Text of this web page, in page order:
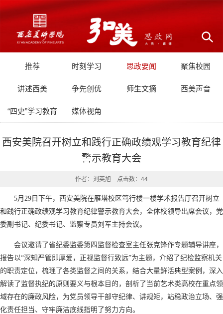
推荐 时刻学习 思政要闻 聚焦校园
讲述西美 争先创优 师生文摘 西美声音
“四史”学习教育 媒体视角
西安美院召开树立和践行正确政绩观学习教育纪律
警示教育大会
作者：刘英旭 点击数： 44
5月29日下午，西安美院在雁塔校区笃行楼一楼学术报告厅召开树立
和践行正确政绩观学习教育纪律警示教育大会，全体校领导出席会议，党
委副书记、纪委书记、监察专员刘军主持会议。
会议邀请了省纪委监委第四监督检查室主任张克锋作专题辅导讲座，
报告以“深知严管即厚爱，正视监督行致远”为主题，介绍了纪检监察机关
的职责定位，梳理了各类监督之间的关系，结合大量鲜活典型案例，深入
解读了监督执纪的原则要义与根本目的，剖析了当前艺术类高校在重点领
域存在的廉政风险，为党员领导干部守纪律、讲规矩，站稳政治立场、强
化责任担当、守牢廉洁底线指明了努力方向。